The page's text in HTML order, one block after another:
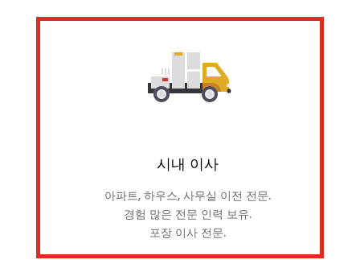
시내 이사
아파트, 하우스, 사무실 이전 전문.
경험 많은 전문 인력 보유.
포장 이사 전문.